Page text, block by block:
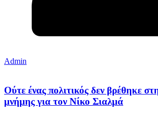
Admin
Ούτε ένας πολιτικός δεν βρέθηκε
μνήμης για τον Νίκο Σιαλμά